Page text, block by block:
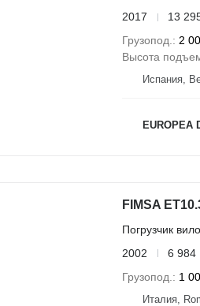
2017
13
Грузопод.
2
Высота
Испания,
EUROPEA
FIMSA
Погрузчик
2002
6 984
Грузопод.
1
Италия,